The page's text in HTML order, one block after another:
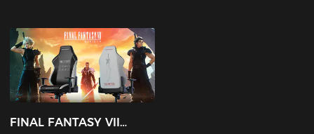
az egész jubileumi esemény
során történő használatra.
FINAL FANTASY VII